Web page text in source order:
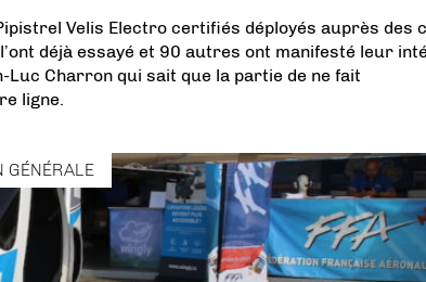
Velis Electro certifiés déployés auprès des
déjà essayé et 90 autres ont manifesté leur
Luc Charron qui sait que la partie de ne fait
ligne.
GÉNÉRALE